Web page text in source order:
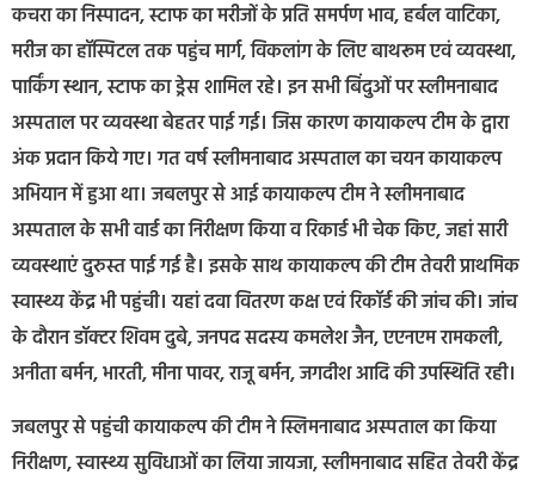
कचरा का निस्पादन, स्टाफ का मरीजों के प्रति समर्पण भाव, हर्बल वाटिका,
मरीज का हॉस्पिटल तक पहुंच मार्ग, विकलांग के लिए बाथरूम एवं व्यवस्था,
पार्किंग स्थान, स्टाफ का ड्रेस शामिल रहे। इन सभी बिंदुओं पर स्लीमनाबाद
अस्पताल पर व्यवस्था बेहतर पाई गई। जिस कारण कायाकल्प टीम के द्वारा
अंक प्रदान किये गए। गत वर्ष स्लीमनाबाद अस्पताल का चयन कायाकल्प
अभियान में हुआ था। जबलपुर से आई कायाकल्प टीम ने स्लीमनाबाद
अस्पताल के सभी वार्ड का निरीक्षण किया व रिकार्ड भी चेक किए, जहां सारी
व्यवस्थाएं दुरुस्त पाई गई है। इसके साथ कायाकल्प की टीम तेवरी प्राथमिक
स्वास्थ्य केंद्र भी पहुंची। यहां दवा वितरण कक्ष एवं रिकॉर्ड की जांच की। जांच
के दौरान डॉक्टर शिवम दुबे, जनपद सदस्य कमलेश जैन, एएनएम रामकली,
अनीता बर्मन, भारती, मीना पावर, राजू बर्मन, जगदीश आदि की उपस्थिति रही।
जबलपुर से पहुंची कायाकल्प की टीम ने स्लिमनाबाद अस्पताल का किया
निरीक्षण, स्वास्थ्य सुविधाओं का लिया जायजा, स्लीमनाबाद सहित तेवरी केंद्र